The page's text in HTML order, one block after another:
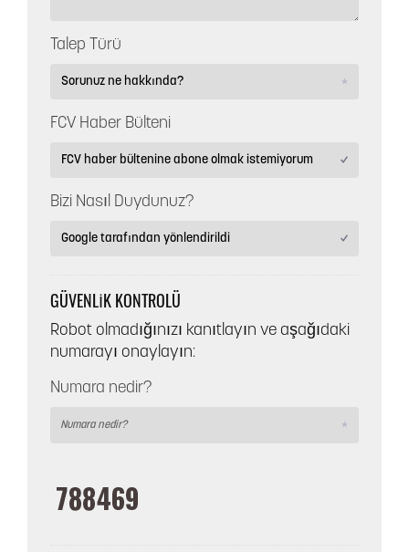
Talep Türü
FCV Haber Bülteni
Bizi Nasıl Duydunuz?
GÜVENLIK KONTROLÜ
Robot olmadığınızı kanıtlayın ve aşağıdaki
numarayı onaylayın:
Numara nedir?